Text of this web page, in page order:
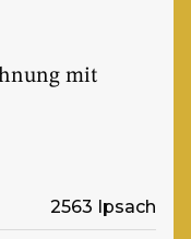
mit
2563 Ipsach